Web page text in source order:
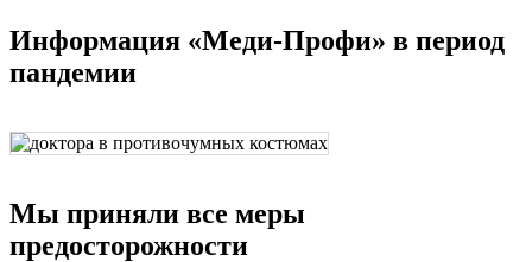
Информация «Меди-Профи» в период
пандемии
Мы приняли все меры
предосторожности